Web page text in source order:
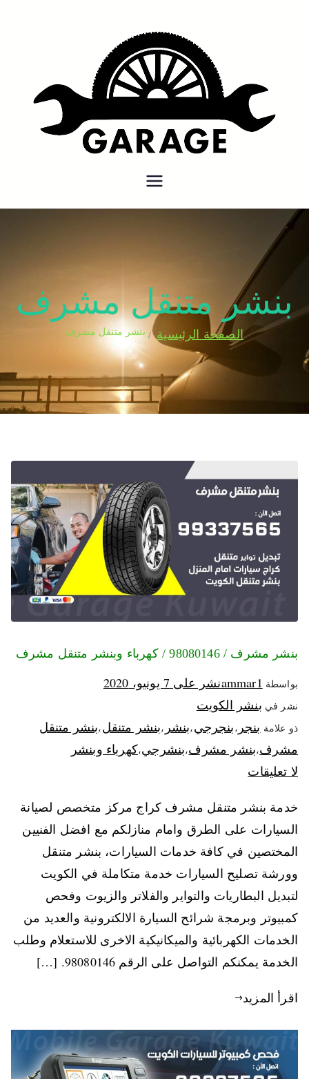
بنشر متنقل
بنشر متنقل مشرف
الصفحة الرئيسية بنشر متنقل مشرف
بنشر مشرف / 98080146‬ / كهرباء وبنشر متنقل مشرف
بواسطة ammar1نشر على 7 يونيو، 2020
نشر في بنشر الكويت
ذو علامة بنجر ،بنجرجي،بنشر ،بنشر متنقل،بنشر متنقل
مشرف،بنشر مشرف،بنشرجي،كهرباء وبنشر
لا تعليقات
خدمة بنشر متنقل مشرف كراج مركز متخصص لصيانة
السيارات على الطرق وامام منازلكم مع افضل الفنيين
المختصين في كافة خدمات السيارات، بنشر متنقل
وورشة تصليح السيارات خدمة متكاملة في الكويت
لتبديل البطاريات والتواير والفلاتر والزيوت وفحص
كمبيوتر وبرمجة شرائح السيارة الالكترونية والعديد من
الخدمات الكهربائية والميكانيكية الاخرى للاستعلام وطلب
الخدمة يمكنكم التواصل على الرقم 98080146‬. […]
اقرأ المزيد